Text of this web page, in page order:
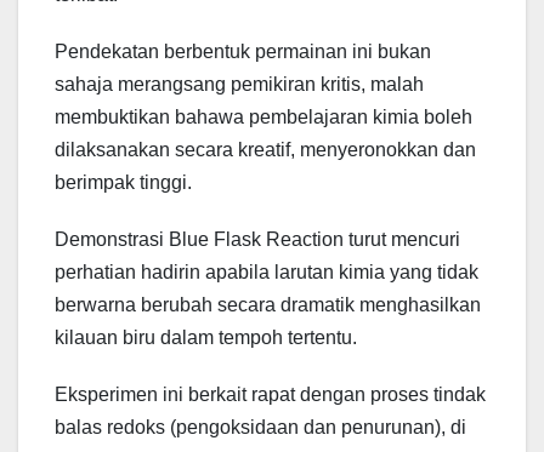
Pendekatan berbentuk permainan ini bukan
sahaja merangsang pemikiran kritis, malah
membuktikan bahawa pembelajaran kimia boleh
dilaksanakan secara kreatif, menyeronokkan dan
berimpak tinggi.
Demonstrasi Blue Flask Reaction turut mencuri
perhatian hadirin apabila larutan kimia yang tidak
berwarna berubah secara dramatik menghasilkan
kilauan biru dalam tempoh tertentu.
Eksperimen ini berkait rapat dengan proses tindak
balas redoks (pengoksidaan dan penurunan), di